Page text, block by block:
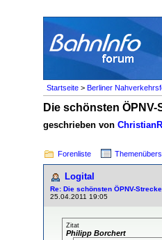
Startseite > Berliner
Die schönsten
geschrieben von ChristianR
Forenliste
Logital
Re: Die schönsten ÖPNV-
25.04.2011 19:05
Zitat
Philipp Borchert